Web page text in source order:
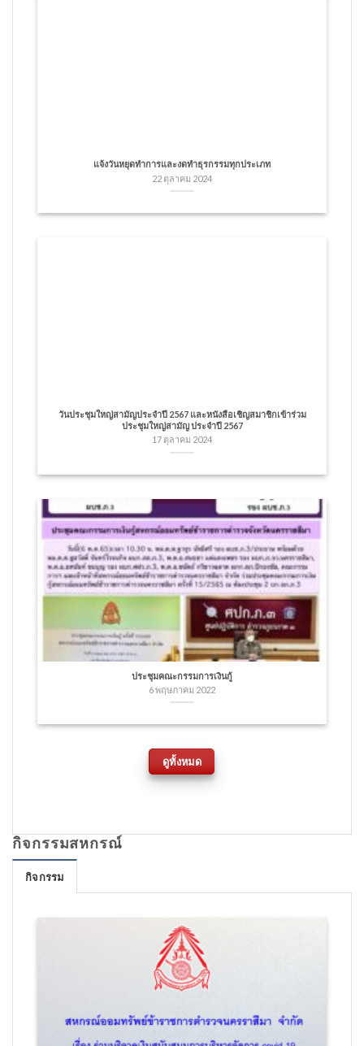
แจ้งวันหยุดทำการและงดทำธุรกรรมทุกประเภท
22 ตุลาคม 2024
วันประชุมใหญ่สามัญประจำปี 2567 และหนังสือเชิญสมาชิกเข้าร่วม
ประชุมใหญ่สามัญ ประจำปี 2567
17 ตุลาคม 2024
ประชุมคณะกรรมการเงินกู้
6 พฤษภาคม 2022
ดูทั้งหมด
กิจกรรมสหกรณ์
กิจกรรม